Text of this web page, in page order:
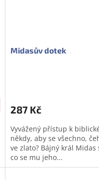
Midasův dotek
287 Kč
Vyvážený přístup k
někdy, aby se všechno,
ve zlato? Bájný král
co se mu jeho...